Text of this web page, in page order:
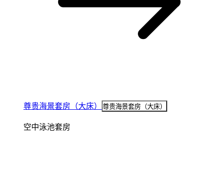
尊贵海景套房（大床） 尊贵海景套房（大床）
空中泳池套房